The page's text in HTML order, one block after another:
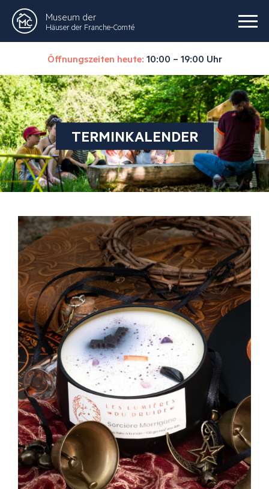
Museum der
Häuser der Franche-Comté
Öffnungszeiten heute: 10:00 – 19:00 Uhr
TERMINKALENDER